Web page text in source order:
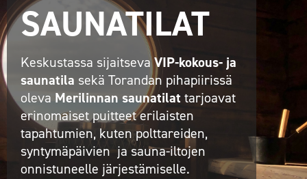
SAUNATILAT
Keskustassa sijaitsevaVIP-kokous- ja
saunatila sekä Torandan pihapiirissä
oleva Merilinnan saunatilat tarjoavat
erinomaiset puitteet erilaisten
tapahtumien, kuten polttareiden,
syntymäpäivien ja sauna-iltojen
onnistuneelle järjestämiselle.